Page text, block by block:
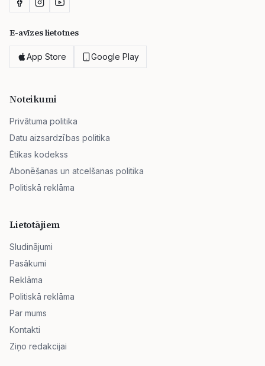
E-avīzes lietotnes
App Store Google Play
Noteikumi
Privātuma politika
Datu aizsardzības politika
Ētikas kodekss
Abonēšanas un atcelšanas politika
Politiskā reklāma
Lietotājiem
Sludinājumi
Pasākumi
Reklāma
Politiskā reklāma
Par mums
Kontakti
Ziņo redakcijai